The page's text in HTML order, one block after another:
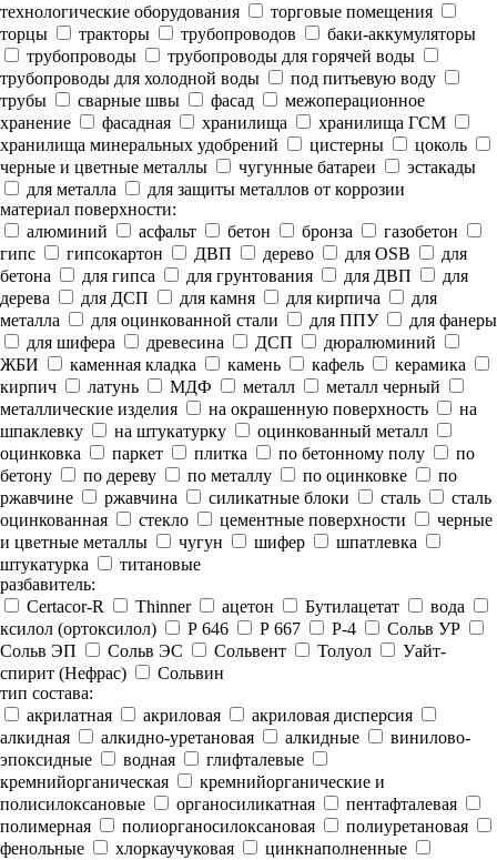
технологические оборудования
торговые помещения
торцы
тракторы трубопроводов
баки-аккумуляторы
трубопроводы
трубопроводы для горячей воды
трубопроводы для холодной воды
под питьевую воду
трубы
сварные швы фасад
межоперационное
хранение
фасадная хранилища
хранилища ГСМ
хранилища минеральных удобрений
цистерны
цоколь
черные и цветные металлы
чугунные батареи
эстакады
для металла
для защиты металлов от коррозии
материал поверхности:
алюминий
асфальт бетон бронза
газобетон
гипс
гипсокартон ДВП дерево для OSB
для
бетона
для гипса для грунтования для ДВП
для
дерева
для ДСП для камня для кирпича
для
металла
для оцинкованной стали для ППУ
для фанеры
для шифера
древесина ДСП
дюралюминий
ЖБИ
каменная кладка камень кафель
керамика
кирпич
латунь МДФ металл
металл черный
металлические изделия
на окрашенную поверхность
на
шпаклевку
на штукатурку
оцинкованный металл
оцинковка
паркет плитка по бетонному полу
по
бетону
по дереву по металлу по оцинковке
по
ржавчине
ржавчина силикатные блоки сталь
сталь
оцинкованная
стекло цементные поверхности
черные
и цветные металлы
чугун шифер
шпатлевка
штукатурка
титановые
разбавитель:
Certacor-R
Thinner ацетон Бутилацетат
вода
ксилол (ортоксилол)
Р 646 Р 667 Р-4
Сольв УР
Сольв ЭП
Сольв ЭС Сольвент Толуол
Уайт-
спирит (Нефрас)
Сольвин
тип состава:
акрилатная
акриловая
акриловая дисперсия
алкидная
алкидно-уретановая алкидные
винилово-
эпоксидные
водная
глифталевые
кремнийорганическая
кремнийорганические и
полисилоксановые
органосиликатная
пентафталевая
полимерная
полиорганосилоксановая
полиуретановая
фенольные
хлоркаучуковая
цинкнаполненные